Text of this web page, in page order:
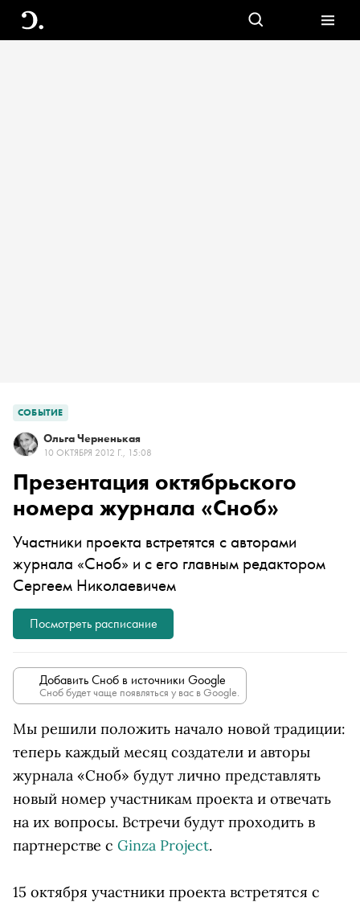
СОБЫТИЕ
Ольга Черненькая
10 ОКТЯБРЯ 2012 Г., 15:08
Презентация октябрьского
номера журнала «Сноб»
Участники проекта встретятся с авторами
журнала «Сноб» и с его главным редактором
Сергеем Николаевичем
Посмотреть расписание
Добавить Сноб в источники Google
Сноб будет чаще появляться у вас в Google.
Мы решили положить начало новой традиции:
теперь каждый месяц создатели и авторы
журнала «Сноб» будут лично представлять
новый номер участникам проекта и отвечать
на их вопросы. Встречи будут проходить в
партнерстве с Ginza Project.
15 октября участники проекта встретятся с